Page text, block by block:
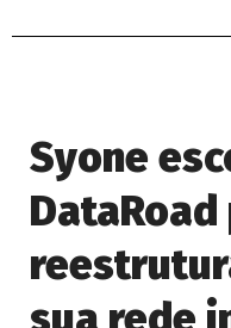
Syone
DataRoad